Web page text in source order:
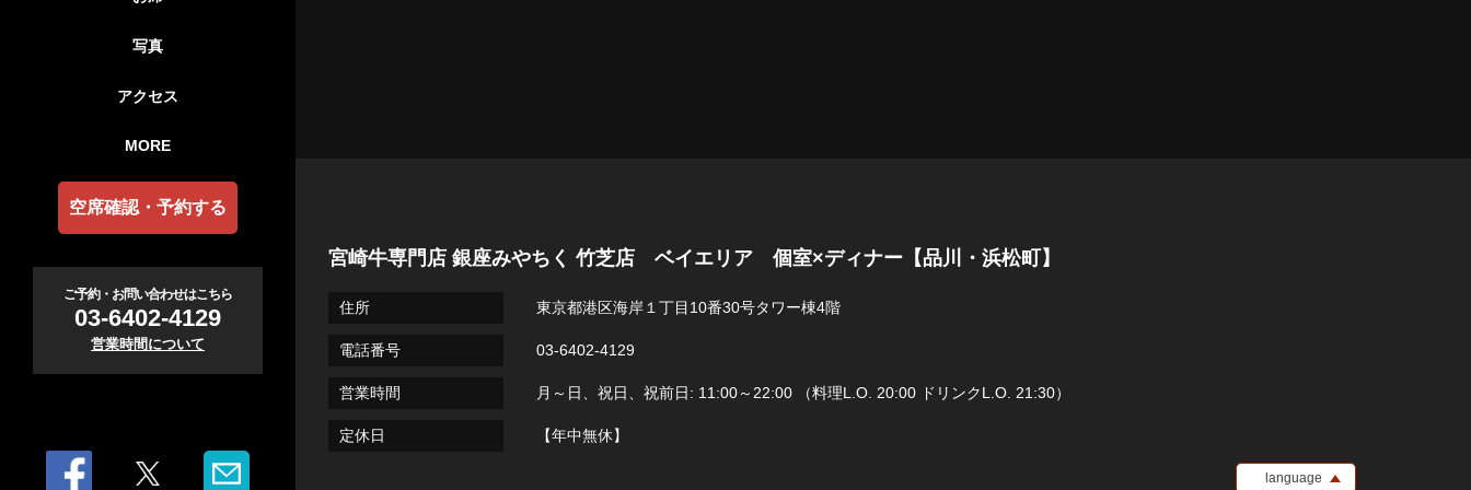
写真
アクセス
MORE
空席確認・予約する
ご予約・お問い合わせはこちら
03-6402-4129
営業時間について
宮崎牛専門店 銀座みやちく 竹芝店 ベイエリア 個室×ディナー【品川・浜松町】
住所 東京都港区海岸１丁目10番30号タワー棟4階
電話番号 03-6402-4129
営業時間 月～日、祝日、祝前日: 11:00～22:00 （料理L.O. 20:00 ドリンクL.O. 21:30）
定休日 【年中無休】
language